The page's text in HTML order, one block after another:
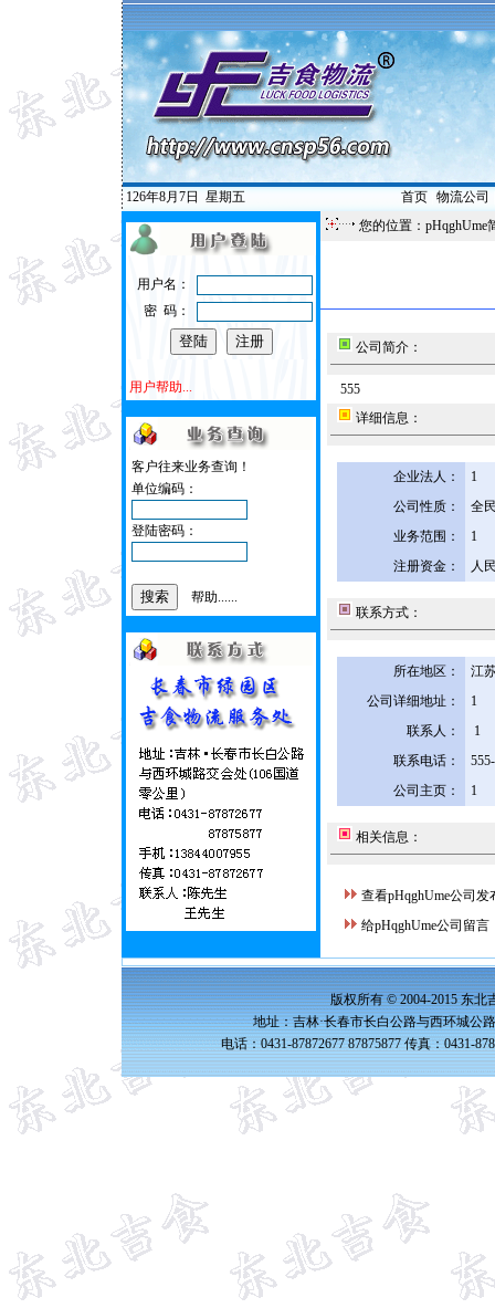
126年8月7日 星期五 首页| 物流公司
用户名：
密 码：
用户帮助...
客户往来业务查询！
单位编码：
登陆密码：
帮助......
您的位置：pHqghUme
公司简介：
555
详细信息：
企业法人：
1
公司性质：
全
业务范围：
1
注册资金：
人
联系方式：
所在地区：
江
公司详细地址：
1
联系人：
1
联系电话：
公司主页：
1
相关信息：
查看pHqghUme公司发
给pHqghUme公司留言
版权所有 © 2004-2015 东北
地址：吉林·长春市长白公路与西环城公
电话：0431-87872677 87875877 传真：0431-